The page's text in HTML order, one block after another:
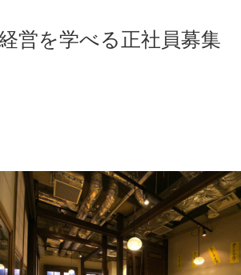
営を学べる正社員募集